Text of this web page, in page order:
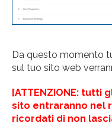
Da questo momento
sul tuo sito web
[ATTENZIONE: tutti
sito entraranno nel
ricordati di non